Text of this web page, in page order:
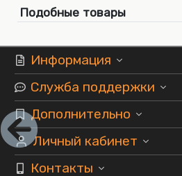
Подобные товары
Информация
Служба поддержки
Дополнительно
Личный кабинет
Контакты